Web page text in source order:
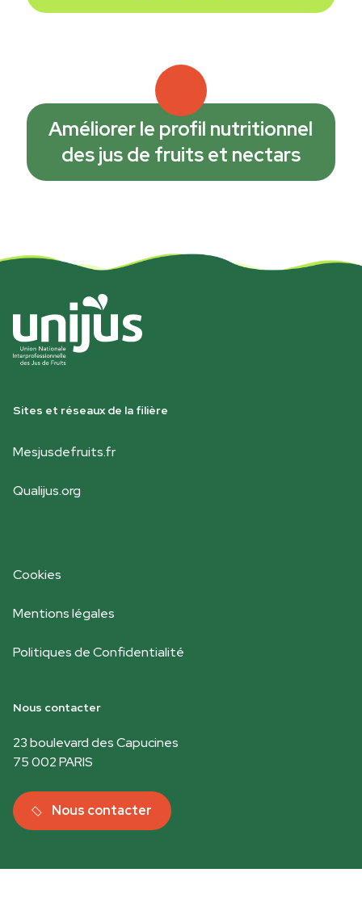
Améliorer le profil nutritionnel
des jus de fruits et nectars
Sites et réseaux de la filière
Mesjusdefruits.fr
Qualijus.org
Cookies
Mentions légales
Politiques de Confidentialité
Nous contacter
23 boulevard des Capucines
75 002 PARIS
Nous contacter